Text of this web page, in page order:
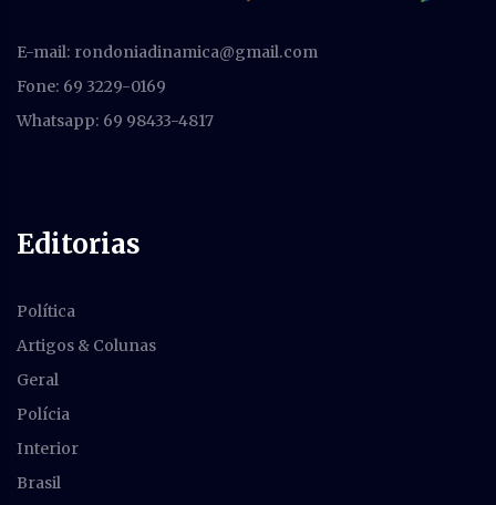
E-mail: rondoniadinamica@gmail.com
Fone: 69 3229-0169
Whatsapp: 69 98433-4817
Editorias
Política
Artigos & Colunas
Geral
Polícia
Interior
Brasil